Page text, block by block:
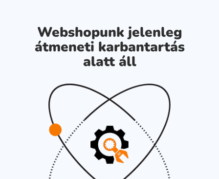
Webshopunk jelenleg
átmeneti karbantartás
alatt áll